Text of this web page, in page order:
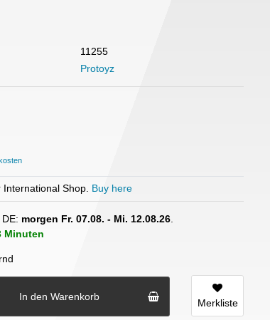
11255
Protoyz
Shop. Buy here
morgen Fr. 07.08. - Mi. 12.08.26
Minuten
In den Warenkorb
Merkliste